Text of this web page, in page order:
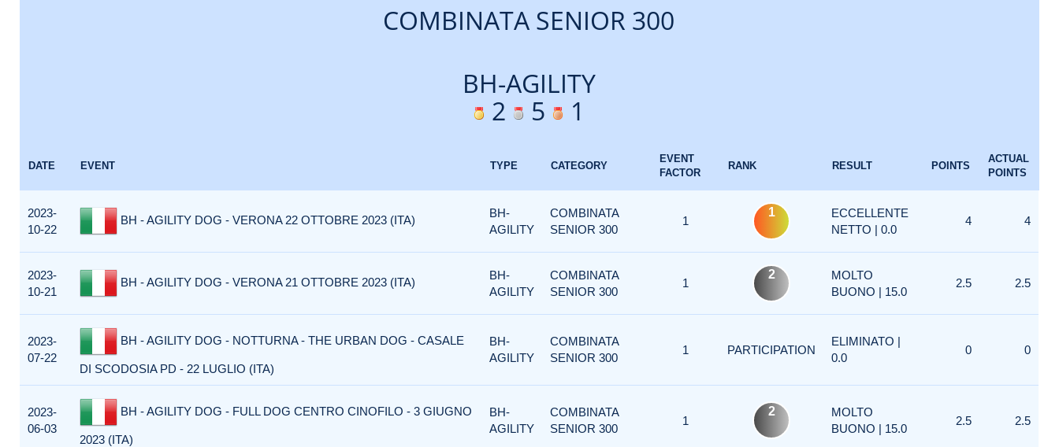
COMBINATA SENIOR 300
BH-AGILITY
2
5 1
DATE EVENT TYPE CATEGORY
EVENT
FACTOR
RANK RESULT POINTS
ACTUAL
POINTS
2023-
10-22
BH - AGILITY DOG - VERONA 22 OTTOBRE 2023 (ITA)
BH-
AGILITY
COMBINATA
SENIOR 300
1
1
ECCELLENTE
NETTO | 0.0
4 4
2023-
10-21
BH - AGILITY DOG - VERONA 21 OTTOBRE 2023 (ITA)
BH-
AGILITY
COMBINATA
SENIOR 300
1
2
MOLTO
BUONO | 15.0
2.5 2.5
2023-
07-22
BH - AGILITY DOG - NOTTURNA - THE URBAN DOG - CASALE
DI SCODOSIA PD - 22 LUGLIO (ITA)
BH-
AGILITY
COMBINATA
SENIOR 300
1 PARTICIPATION
ELIMINATO |
0.0
0 0
2023-
06-03
BH - AGILITY DOG - FULL DOG CENTRO CINOFILO - 3 GIUGNO
2023 (ITA)
BH-
AGILITY
COMBINATA
SENIOR 300
1
2
MOLTO
BUONO | 15.0
2.5 2.5